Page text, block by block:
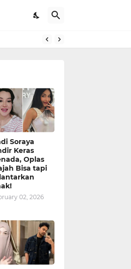
Soraya
Keras
Oplas
Bisa tapi
02, 2026